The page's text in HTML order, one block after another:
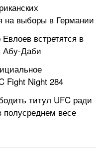
на выборы в Германии
встретятся в
Абу-Даби
Fight Night 284
титул UFC ради
весе